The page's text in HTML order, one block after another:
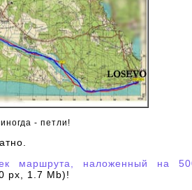
- петли!
маршрута, наложенный на
px, 1.7 Mb)!